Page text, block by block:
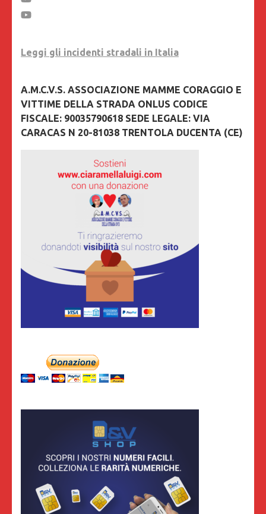
Leggi gli incidenti stradali in Italia
A.M.C.V.S. ASSOCIAZIONE MAMME CORAGGIO E
VITTIME DELLA STRADA ONLUS CODICE
FISCALE: 90035790618 SEDE LEGALE: VIA
CARACAS N 20-81038 TRENTOLA DUCENTA (CE)